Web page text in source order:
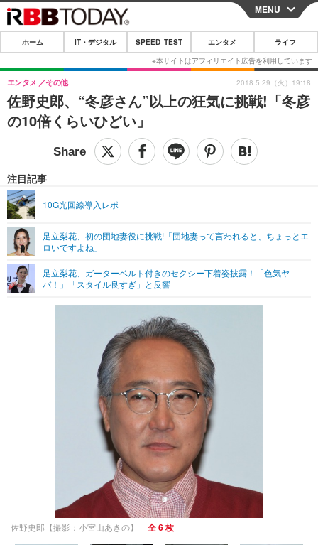
CLOSE
ホーム
IT・デジタル
IT・デジタルTOP スマートフォン
ショッピング その他
SPEED TEST
エンタメTOP 映画・ドラマ
グラビア
ショッピング その他
ライフTOP
その他
リリース一覧
プッシュ通知の停止方法
MENU
ホーム IT・デジタル SPEED TEST エンタメ ライフ
佐野史郎、“冬彦さん”以上の狂気に挑戦!「冬彦
の10倍くらいひどい」
エンタメ その他
注目記事
10G光回線導入レポ
足立梨花、初の団地妻役に挑戦!「団地妻って言われると、ちょっとエ
ロいですよね」
足立梨花、ガーターベルト付きのセクシー下着姿披露！「色気ヤ
バ！」「スタイル良すぎ」と反響
2018.5.29（火）19:18
佐野史郎【撮影：小宮山あきの】 全 6 枚